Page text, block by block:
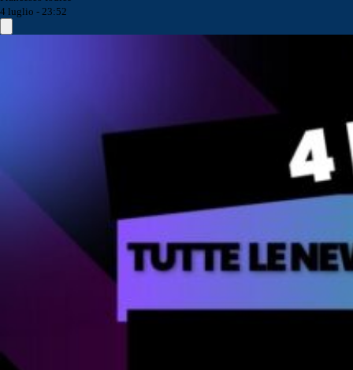
4 luglio - 23:52